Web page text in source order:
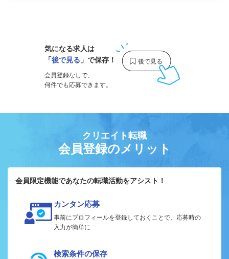
気になる求人は
「後で見る 」で保存！
会員登録なしで、
何件でも応募できます。
クリエイト転職
会員登録のメリット
会員限定機能であなたの転職活動をアシスト！
カンタン応募
事前にプロフィールを登録しておくことで、応募時の
入力が簡単に
検索条件の保存